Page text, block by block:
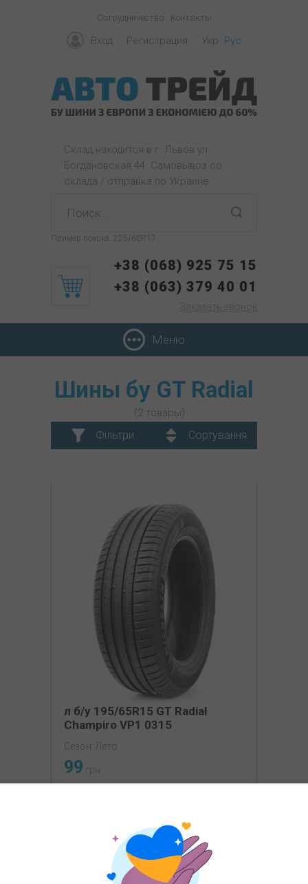
Сотрудничество Контакты
Вход Регистрация Укр Рус
Склад находится в г. Львов ул
Богдановская 44. Самовывоз со
склада / отправка по Украине
Пример поиска: 225/60R17
+38 (068) 925 75 15
+38 (063) 379 40 01
Заказать звонок
Меню
Шины бу GT Radial
(2 товары)
Фільтри Сортування
л б/у 195/65R15 GT Radial
Champiro VP1 0315
Сезон: Лето
99 грн